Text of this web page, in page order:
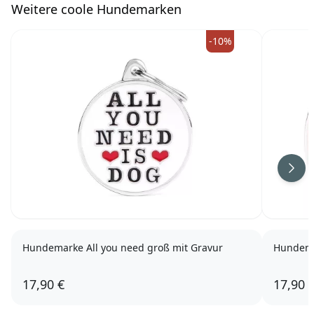
Weitere coole Hundemarken
-10%
Hundemarke All you need groß mit Gravur
17,90 € 17,90